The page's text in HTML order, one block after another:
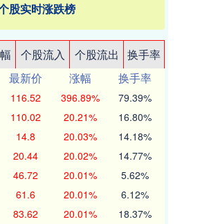
股实时涨跌榜
个股流入 个股流出
换手率
最新价 涨幅
换手率
116.52 396.89% 79.39%
110.02 20.21% 16.80%
14.8 20.03% 14.18%
20.44 20.02% 14.77%
46.72 20.01% 5.62%
61.6 20.01% 6.12%
83.62 20.01% 18.37%